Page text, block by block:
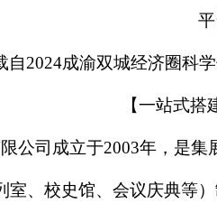
平
自2024成渝双城经济圈科
【一站式搭
公司成立于2003年，是集
室、校史馆、会议庆典等